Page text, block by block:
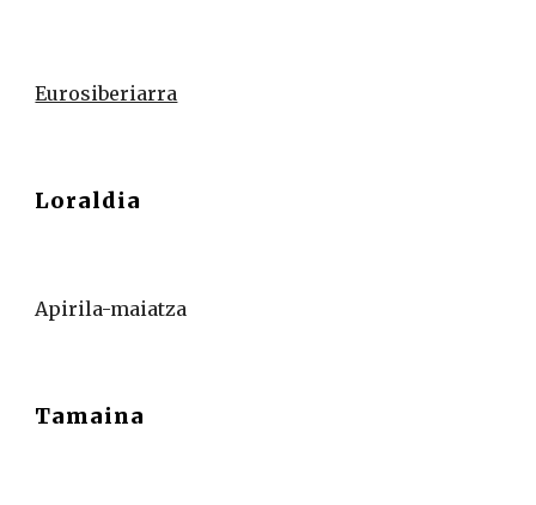
Eurosiberiarra
Loraldia
Apirila-maiatza
Tamaina